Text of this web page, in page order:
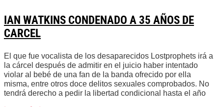
IAN WATKINS CONDENADO A 35 AÑOS DE
CARCEL
El que fue vocalista de los desaparecidos Lostprophets irá a
la cárcel después de admitir en el juicio haber intentado
violar al bebé de una fan de la banda ofrecido por ella
misma, entre otros doce delitos sexuales comprobados. No
tendrá derecho a pedir la libertad condicional hasta el año